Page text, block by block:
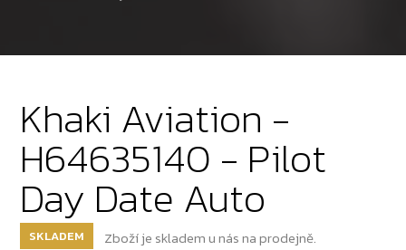
Khaki Aviation -
H64635140 - Pilot
Day Date Auto
SKLADEM Zboží je skladem u nás na prodejně.